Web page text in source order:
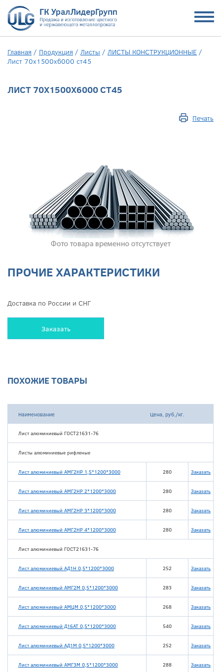
Главная / Продукция / Листы / ЛИСТЫ КОНСТРУКЦИОННЫЕ /
Лист 70x1500x6000 ст45
ЛИСТ 70X1500X6000 СТ45
Печать
ПРОЧИЕ ХАРАКТЕРИСТИКИ
Доставка по России и СНГ
Заказать
ПОХОЖИЕ ТОВАРЫ
Наименование Цена, руб./кг.
Лист алюминиевый ГОСТ21631-76
Листы алюминиевые рифленые
Лист алюминиевый АМГ2НР 1,5*1200*3000 280 Заказать
Лист алюминиевый АМГ2НР 2*1200*3000 280 Заказать
Лист алюминиевый АМГ2НР 3*1200*3000 280 Заказать
Лист алюминиевый АМГ2НР 4*1200*3000 280 Заказать
Лист алюминиевый ГОСТ21631-76
Лист алюминиевый АД1Н 0,5*1200*3000 252 Заказать
Лист алюминиевый АМГ2М 0,5*1200*3000 283 Заказать
Лист алюминиевый АМЦМ 0,5*1200*3000 268 Заказать
Лист алюминиевый Д16АТ 0,5*1200*3000 540 Заказать
Лист алюминиевый АД1М 0,5*1200*3000 252 Заказать
Лист алюминиевый АМГ3М 0,5*1200*3000 288 Заказать